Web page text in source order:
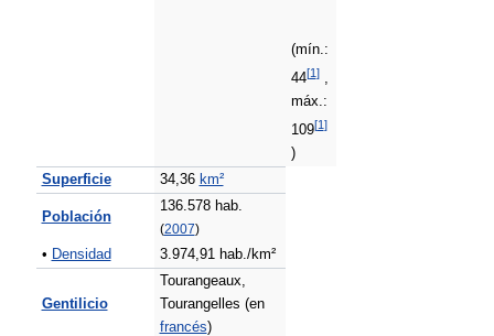
(mín.:
44[1],
máx.:
109[1]
)
Superficie
34,36 km²
Población
136.578 hab.
(2007)
• Densidad 3.974,91 hab./km²
Gentilicio
Tourangeaux,
Tourangelles (en
francés)